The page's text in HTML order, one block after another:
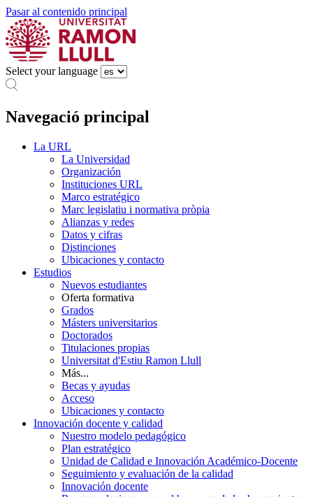
Pasar al contenido principal
Select your language
Navegació principal
La URL
La Universidad
Organización
Instituciones URL
Marco estratégico
Marc legislatiu i normativa pròpia
Alianzas y redes
Datos y cifras
Distinciones
Ubicaciones y contacto
Estudios
Nuevos estudiantes
Oferta formativa
Grados
Másters universitarios
Doctorados
Titulaciones propias
Universitat d'Estiu Ramon Llull
Más...
Becas y ayudas
Acceso
Ubicaciones y contacto
Innovación docente y calidad
Nuestro modelo pedagógico
Plan estratégico
Unidad de Calidad e Innovación Académico-Docente
Seguimiento y evaluación de la calidad
Innovación docente